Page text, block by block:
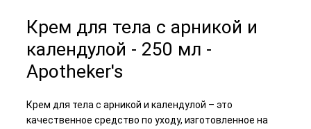
Крем для тела с арникой и
календулой - 250 мл -
Apotheker's
Крем для тела с арникой и календулой – это
качественное средство по уходу, изготовленное на